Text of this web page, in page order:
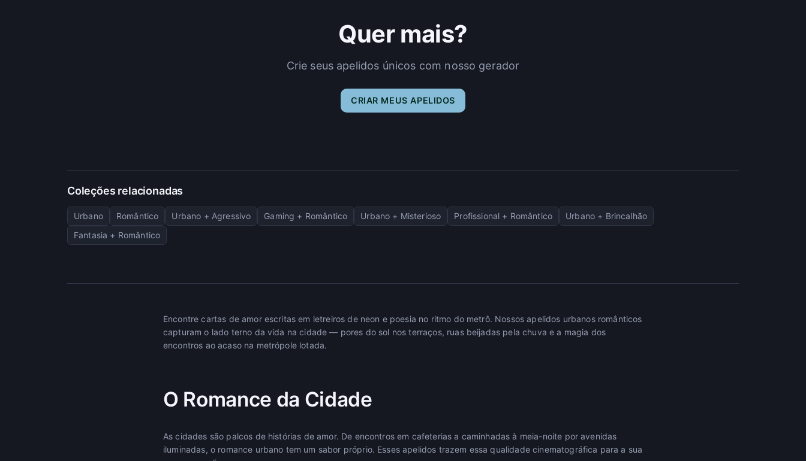
Quer mais?
Crie seus apelidos únicos com nosso gerador
CRIAR MEUS APELIDOS
Coleções relacionadas
Urbano Romântico Urbano + Agressivo Gaming + Romântico Urbano + Misterioso Profissional + Romântico
Urbano + Brincalhão
Fantasia + Romântico
Encontre cartas de amor escritas em letreiros de neon e poesia no ritmo do metrô. Nossos apelidos urbanos românticos
capturam o lado terno da vida na cidade — pores do sol nos terraços, ruas beijadas pela chuva e a magia dos
encontros ao acaso na metrópole lotada.
O Romance da Cidade
As cidades são palcos de histórias de amor. De encontros em cafeterias a caminhadas à meia-noite por avenidas
iluminadas, o romance urbano tem um sabor próprio. Esses apelidos trazem essa qualidade cinematográfica para a sua